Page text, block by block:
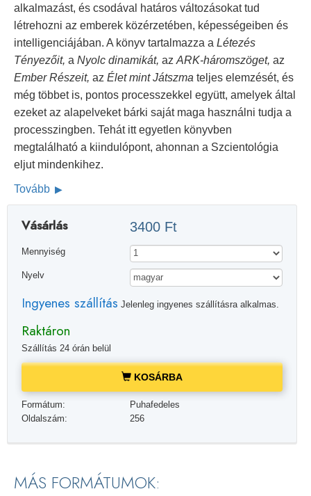
alkalmazást, és csodával határos változásokat tud
létrehozni az emberek közérzetében, képességeiben és
intelligenciájában. A könyv tartalmazza a Létezés
Tényezőit, a Nyolc dinamikát, az ARK-háromszöget, az
Ember Részeit, az Élet mint Játszma teljes elemzését, és
még többet is, pontos processzekkel együtt, amelyek által
ezeket az alapelveket bárki saját maga használni tudja a
processzingben. Tehát itt egyetlen könyvben
megtalálható a kiindulópont, ahonnan a Szcientológia
eljut mindenkihez.
Tovább
Vásárlás 3400 Ft
Mennyiség
Nyelv
Ingyenes szállítás Jelenleg ingyenes szállításra alkalmas.
Raktáron
Szállítás 24 órán belül
KOSÁRBA
Formátum:
Puhafedeles
Oldalszám:
256
MÁS FORMÁTUMOK: